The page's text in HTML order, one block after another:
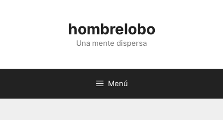
hombrelobo
Una mente dispersa
Menú